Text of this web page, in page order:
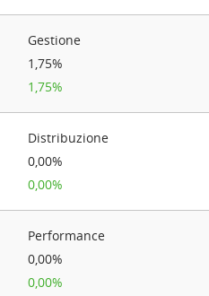
Gestione
1,75%
1,75%
Distribuzione
0,00%
0,00%
Performance
0,00%
0,00%